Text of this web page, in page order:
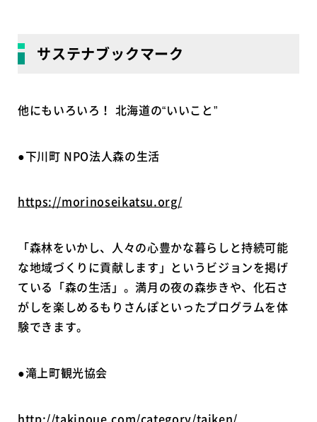
サステナブックマーク
他にもいろいろ！ 北海道の“いいこと”
●下川町 NPO法人森の生活
https://morinoseikatsu.org/
「森林をいかし、人々の心豊かな暮らしと持続可能
な地域づくりに貢献します」というビジョンを掲げ
ている「森の生活」。満月の夜の森歩きや、化石さ
がしを楽しめるもりさんぽといったプログラムを体
験できます。
●滝上町観光協会
http://takinoue.com/category/taiken/